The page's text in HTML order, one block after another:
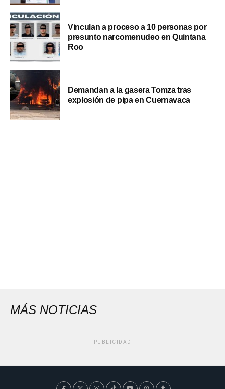
Vinculan a proceso a 10 personas por
presunto narcomenudeo en Quintana
Roo
Demandan a la gasera Tomza tras
explosión de pipa en Cuernavaca
MÁS NOTICIAS
PUBLICIDAD